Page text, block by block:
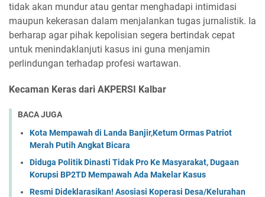
tidak akan mundur atau gentar menghadapi intimidasi
maupun kekerasan dalam menjalankan tugas jurnalistik. Ia
berharap agar pihak kepolisian segera bertindak cepat
untuk menindaklanjuti kasus ini guna menjamin
perlindungan terhadap profesi wartawan.
Kecaman Keras dari AKPERSI Kalbar
BACA JUGA
Kota Mempawah di Landa Banjir,Ketum Ormas Patriot
Merah Putih Angkat Bicara
Diduga Politik Dinasti Tidak Pro Ke Masyarakat, Dugaan
Korupsi BP2TD Mempawah Ada Makelar Kasus
Resmi Dideklarasikan! Asosiasi Koperasi Desa/Kelurahan